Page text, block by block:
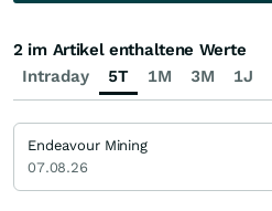
Intraday 5T 1M 3M 1J
2 im Artikel enthaltene Werte
Endeavour Mining
07.08.26